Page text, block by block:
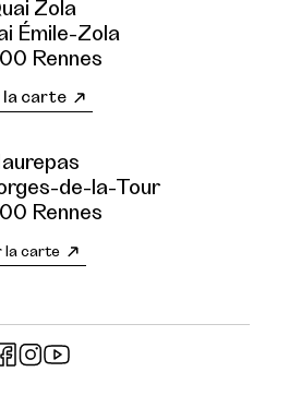
Zola
Émile-Zola
Rennes
la carte
de-la-Tour
Rennes
la carte